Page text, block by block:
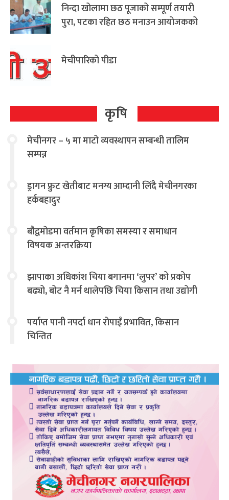
निन्दा खोलामा छठ पूजाको सम्पूर्ण तयारी
पुरा, पटका रहित छठ मनाउन आयोजकको
मेचीपारिको पीडा
कृषि
मेचीनगर – ५ मा माटो व्यवस्थापन सम्बन्धी तालिम
सम्पन्न
ड्रागन फ्रुट खेतीबाट मनग्य आम्दानी लिँदै मेचीनगरका
हर्कबहादुर
बौद्वमोडमा वर्तमान कृषिका समस्या र समाधान
विषयक अन्तरक्रिया
झापाका अधिकांश चिया बगानमा ‘लुपर’ को प्रकोप
बढ्यो, बोट नै मर्न थालेपछि चिया किसान तथा उद्योगी
पर्याप्त पानी नपर्दा धान रोपाइँ प्रभावित, किसान
चिन्तित